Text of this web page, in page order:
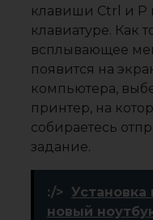
клавиши Ctrl и P
клавиатуре. Как
всплывающее
появится на
компьютера,
принтер, на
собираетесь
задание.
:/>
новый